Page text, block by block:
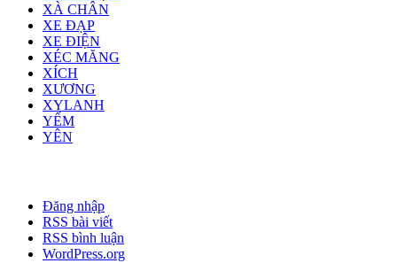
XÀ CHÂN
XE ĐẠP
XE ĐIỆN
XÉC MĂNG
XÍCH
XƯƠNG
XYLANH
YẾM
YÊN
Đăng nhập
RSS bài viết
RSS bình luận
WordPress.org